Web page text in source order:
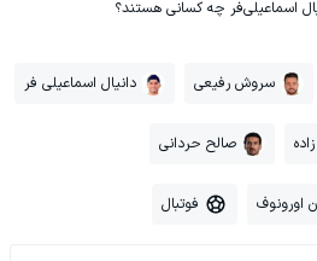
اسماعیلی‌فر چه کسانی هستند؟
سروش رفیعی دانیال اسماعیلی فر
صالح حردانی
اورونوف فوتبال